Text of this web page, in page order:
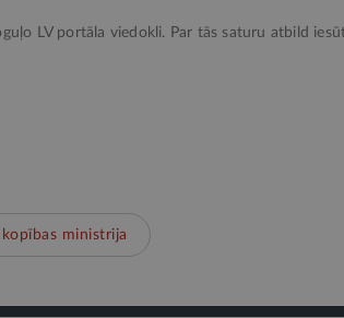
LV portāla viedokli. Par tās saturu atbild
ministrija